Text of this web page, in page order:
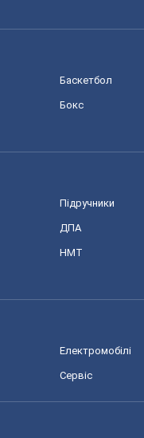
Баскетбол
Бокс
Підручники
ДПА
НМТ
Електромобілі
Сервіс